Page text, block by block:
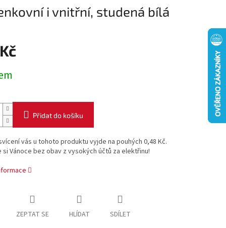
i vnitřní, studená bílá
Přidat do košíku
vás u tohoto produktu vyjde na pouhých 0,48 Kč.
Vánoce bez obav z vysokých účtů za elektřinu!
ZEPTAT SE HLÍDAT SDÍLET